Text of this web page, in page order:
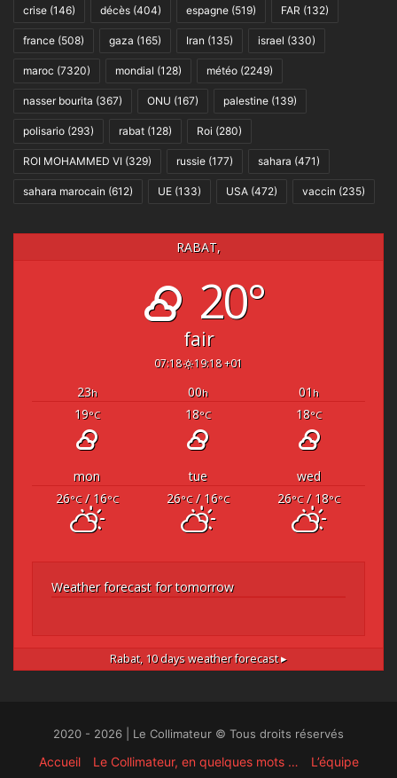
crise (146) décès (404) espagne (519) FAR (132)
france (508) gaza (165) Iran (135) israel (330)
maroc (7320) mondial (128) météo (2249)
nasser bourita (367) ONU (167) palestine (139)
polisario (293) rabat (128) Roi (280)
ROI MOHAMMED VI (329) russie (177) sahara (471)
sahara marocain (612) UE (133) USA (472) vaccin (235)
RABAT,
20°
fair
07:18 19:18 +01
23h 00h 01 h
19°C 18°C 18°C
mon tue
wed
26°C/ 16°C 26°C/ 16°C 26°C/ 18°C
Weather forecast for tomorrow
Rabat, 10 days weather forecast ▸
2020 - 2026 | Le Collimateur © Tous droits réservés
Accueil Le Collimateur, en quelques mots … L’équipe